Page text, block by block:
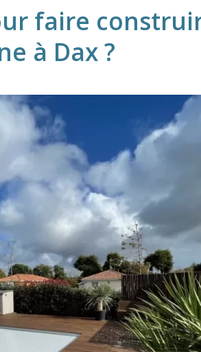
faire
à Dax ?